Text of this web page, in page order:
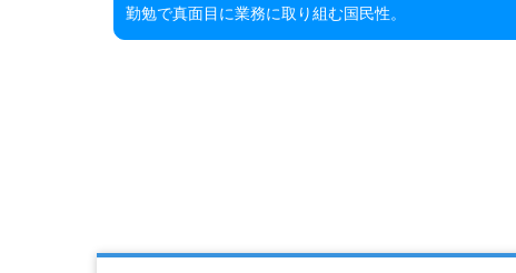
勤勉で真面目に業務に取り組む国民性。